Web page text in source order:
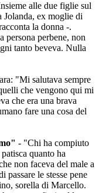
alle due figlie sul
Jolanda, ex moglie di
la donna -.
persona perbene, non
tanto beveva. Nulla
"Mi salutava sempre
che vengono qui mi
che era una brava
fare una cosa del
- "Chi ha compiuto
quanto ha
non faceva del male a
passare le stesse pene
sorella di Marcello.